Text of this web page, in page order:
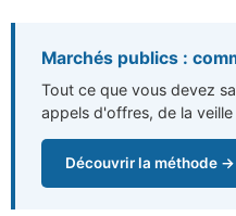
Marchés publics :
Tout ce que vous devez
appels d'offres, de la
Découvrir la méthode →